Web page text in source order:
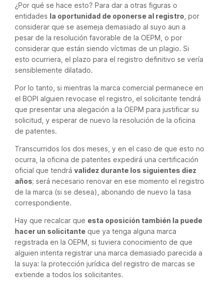
¿Por qué se hace esto? Para dar a otras figuras o
entidades la oportunidad de oponerse al registro , por
considerar que se asemeja demasiado al suyo aun a
pesar de la resolución favorable de la OEPM, o por
considerar que están siendo víctimas de un plagio. Si
esto ocurriera, el plazo para el registro definitivo se vería
sensiblemente dilatado.
Por lo tanto, si mientras la marca comercial permanece en
el BOPI alguien revocase el registro, el solicitante tendrá
que presentar una alegación a la OEPM para justificar su
solicitud, y esperar de nuevo la resolución de la oficina
de patentes.
Transcurridos los dos meses, y en el caso de que esto no
ocurra, la oficina de patentes expedirá una certificación
oficial que tendrá validez durante los siguientes diez
años; será necesario renovar en ese momento el registro
de la marca (si se desea), abonando de nuevo la tasa
correspondiente.
Hay que recalcar que esta oposición también la puede
hacer un solicitante que ya tenga alguna marca
registrada en la OEPM, si tuviera conocimiento de que
alguien intenta registrar una marca demasiado parecida a
la suya: la protección jurídica del registro de marcas se
extiende a todos los solicitantes.